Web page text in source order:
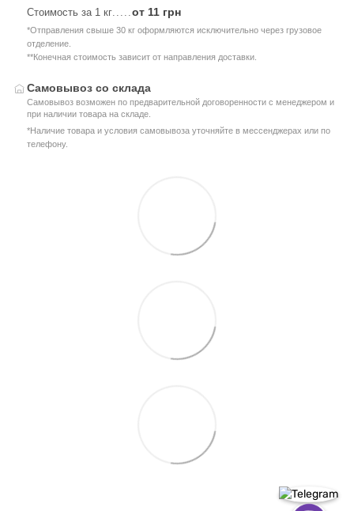
Стоимость за 1 кг.....от 11 грн
*Отправления свыше 30 кг оформляются исключительно через грузовое
отделение.
**Конечная стоимость зависит от направления доставки.
Самовывоз со склада
Самовывоз возможен по предварительной договоренности с менеджером и
при наличии товара на складе.
*Наличие товара и условия самовывоза уточняйте в мессенджерах или по
телефону.